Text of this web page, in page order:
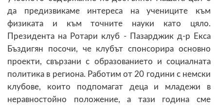
да предизвикаме интереса на учениците към
физиката и към точните науки като цяло.
Президента на Ротари клуб - Пазарджик д-р Екса
Бъздигян посочи, че клубът спонсорира основно
проекти, свързани с образованието и социалната
политика в региона. Работим от 20 години с немски
клубове, които подпомагат деца и младежи в
неравностойно положение, а тази година сме